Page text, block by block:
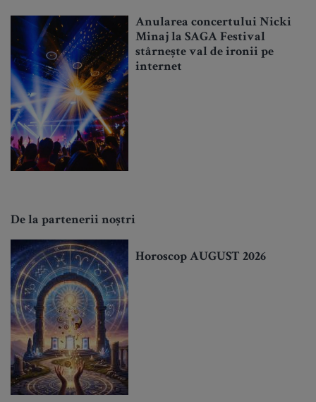
Anularea concertului Nicki
Minaj la SAGA Festival
stârnește val de ironii pe
internet
De la partenerii noștri
Horoscop AUGUST 2026